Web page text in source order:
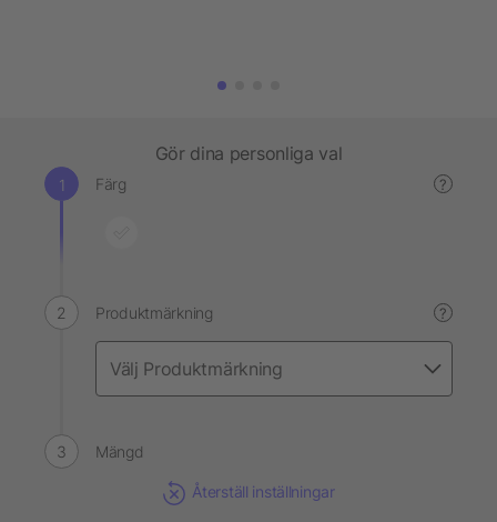
Gör dina personliga val
Färg ?
Produktmärkning ?
Mängd
Återställ inställningar